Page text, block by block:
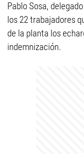
Pablo Sosa,
los 22 trabajadores
de la planta los
indemnización.